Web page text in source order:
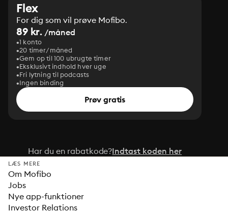
Flex
For dig som vil prøve Mofibo.
89 kr. /måned
1 konto
20 timer/måned
Gem op til 100 ubrugte timer
Eksklusivt indhold hver uge
Fri lytning til podcasts
Ingen binding
Prøv gratis
Har du en rabatkode?Indtast koden her
LÆS MERE
Om Mofibo
Jobs
Nye app-funktioner
Investor Relations